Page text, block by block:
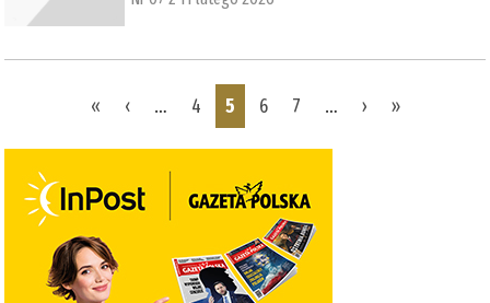
« ‹ … 4 5 6 7 … › »